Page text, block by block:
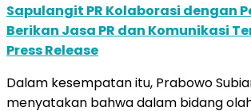
Sapulangit PR Kolaborasi dengan
Berikan Jasa PR dan Komunikasi
Press Release
Dalam kesempatan itu, Prabowo
menyatakan bahwa dalam bidang